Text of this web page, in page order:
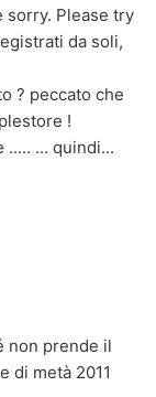
sorry. Please try
da soli,
? peccato che
!
..... ... quindi...
non prende il
di metà 2011